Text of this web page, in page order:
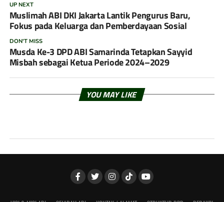
UP NEXT
Muslimah ABI DKI Jakarta Lantik Pengurus Baru,
Fokus pada Keluarga dan Pemberdayaan Sosial
DON'T MISS
Musda Ke-3 DPD ABI Samarinda Tetapkan Sayyid
Misbah sebagai Ketua Periode 2024–2029
YOU MAY LIKE